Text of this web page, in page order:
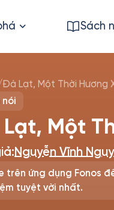
Sách
Đà Lạt, Một Thời Hương
nói
Một
Nguyễn Vĩnh
trên ứng dụng Fonos
tuyệt vời nhất.